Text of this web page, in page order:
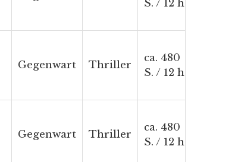
S. / 12 h
Gegenwart Thriller
ca. 480
S. / 12 h
Gegenwart Thriller
ca. 480
S. / 12 h